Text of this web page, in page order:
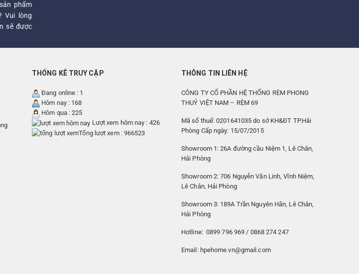
phẩm
Vui lòng
sẽ được
THỐNG KÊ TRUY CẬP
Đang online : 1
Hôm nay : 168
Hôm qua : 225
Lượt xem hôm nay : 426
Tổng lượt xem : 966523
THÔNG TIN LIÊN HỆ
CÔNG TY CỔ PHẦN HỆ THỐNG RÈM PHONG
THUỶ VIỆT NAM – RÈM 69
Mã số thuế: 0201641035 do sở KH&ĐT TP.Hải
Phòng Cấp ngày: 15/07/2015
Showroom 1: 26A đường cầu Niệm 1, Lê Chân,
Hải Phòng
Showroom 2: 706 Nguyễn Văn Linh, Vĩnh Niệm,
Lê Chân, Hải Phòng
Showroom 3: 189A Trần Nguyên Hãn, Lê Chân,
Hải Phòng
Hotline: 0899 796 969 / 0868 274 247
Email: hpehome.vn@gmail.com